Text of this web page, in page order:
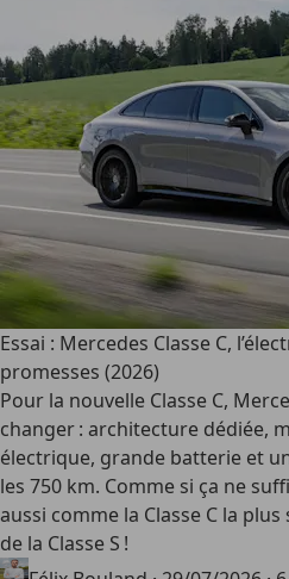
Essai : Mercedes Classe C,
promesses (2026)
Pour la nouvelle Classe C,
changer : architecture dédiée,
électrique, grande batterie et
les 750 km. Comme si ça ne
aussi comme la Classe C la
de la Classe S !